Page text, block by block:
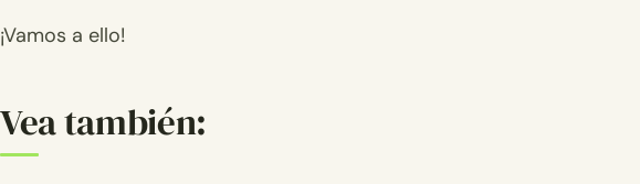
¡Vamos a ello!
Vea también: